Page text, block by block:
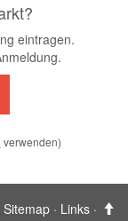
eintragen.
verwenden)
Sitemap · Links ·